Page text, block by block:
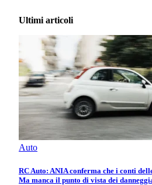
Ultimi articoli
Auto
RC Auto: ANIA conferma che i conti
Ma manca il punto di vista dei